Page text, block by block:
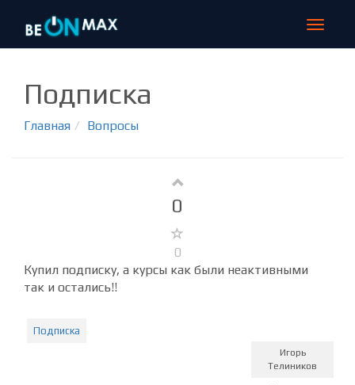
Toggle
Подписка
Главная Вопросы
0
0
Купил подписку, а курсы как были неактивными
так и остались!!
Подписка
Игорь
Телиников